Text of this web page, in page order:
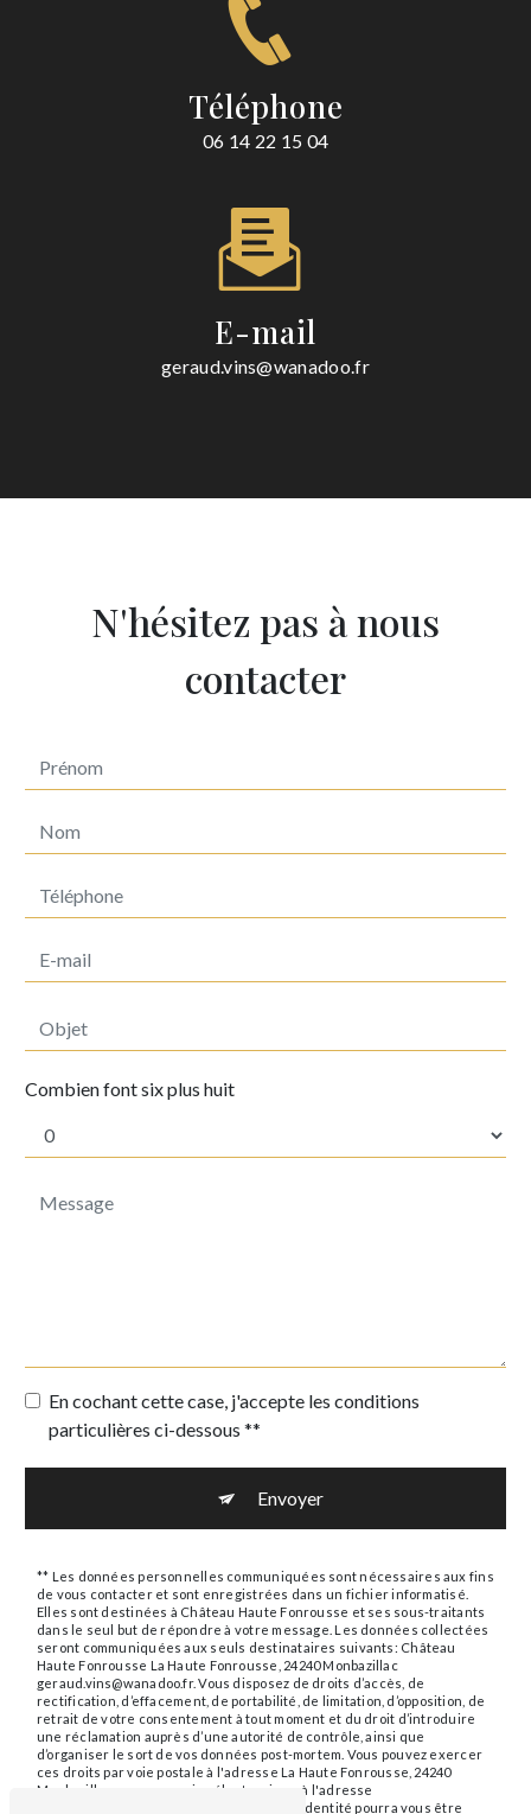
Téléphone
06 14 22 15 04
E-mail
geraud.vins@wanadoo.fr
N'hésitez pas à nous
contacter
Combien font six plus huit
En cochant cette case, j'accepte les conditions
particulières ci-dessous **
Envoyer
** Les données personnelles communiquées sont nécessaires aux fins
de vous contacter et sont enregistrées dans un fichier informatisé.
Elles sont destinées à Château Haute Fonrousse et ses sous-traitants
dans le seul but de répondre à votre message. Les données collectées
seront communiquées aux seuls destinataires suivants: Château
Haute Fonrousse La Haute Fonrousse, 24240 Monbazillac
geraud.vins@wanadoo.fr. Vous disposez de droits d’accès, de
rectification, d’effacement, de portabilité, de limitation, d’opposition, de
retrait de votre consentement à tout moment et du droit d’introduire
une réclamation auprès d’une autorité de contrôle, ainsi que
d’organiser le sort de vos données post-mortem. Vous pouvez exercer
ces droits par voie postale à l'adresse La Haute Fonrousse, 24240
Monbazillac ou par courrier électronique à l'adresse
geraud.vins@wanadoo.fr. Un justificatif d'identité pourra vous être